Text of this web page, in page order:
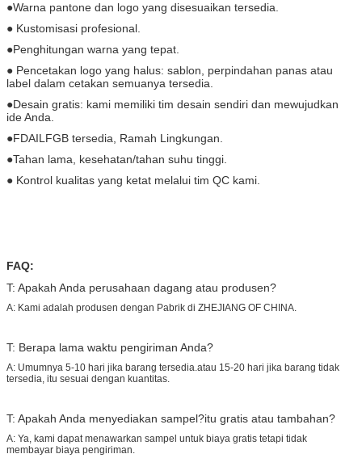
●Warna pantone dan logo yang disesuaikan tersedia.
● Kustomisasi profesional.
●Penghitungan warna yang tepat.
● Pencetakan logo yang halus: sablon, perpindahan panas atau
label dalam cetakan semuanya tersedia.
●Desain gratis: kami memiliki tim desain sendiri dan mewujudkan
ide Anda.
●FDAILFGB tersedia, Ramah Lingkungan.
●Tahan lama, kesehatan/tahan suhu tinggi.
● Kontrol kualitas yang ketat melalui tim QC kami.
FAQ:
T: Apakah Anda perusahaan dagang atau produsen?
A: Kami adalah produsen dengan Pabrik di ZHEJIANG OF CHINA.
T: Berapa lama waktu pengiriman Anda?
A: Umumnya 5-10 hari jika barang tersedia.atau 15-20 hari jika barang tidak
tersedia, itu sesuai dengan kuantitas.
T: Apakah Anda menyediakan sampel?itu gratis atau tambahan?
A: Ya, kami dapat menawarkan sampel untuk biaya gratis tetapi tidak
membayar biaya pengiriman.